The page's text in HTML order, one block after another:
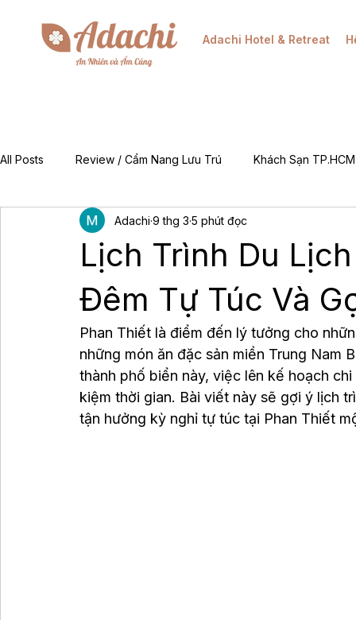
Adachi Hotel & Retreat
All Posts Review / Cẩm Nang Lưu Trú Khách Sạn TP.HCM
Mẹo & Kinh Nghiệm Tin Tức Khuyến Mãi / Đặt Phòng
For Foreigners (EN) Về Chúng Tôi (About Adachi)
Lịch Trình Du
Đêm Tự Túc Và
Adachi 9 thg 3 5 phút đọc
Phan Thiết là điểm đến lý tưởng cho
những món ăn đặc sản miền Trung Nam
thành phố biển này, việc lên kế hoạch
kiệm thời gian. Bài viết này sẽ gợi ý lịch
tận hưởng kỳ nghỉ tự túc tại Phan Thiết